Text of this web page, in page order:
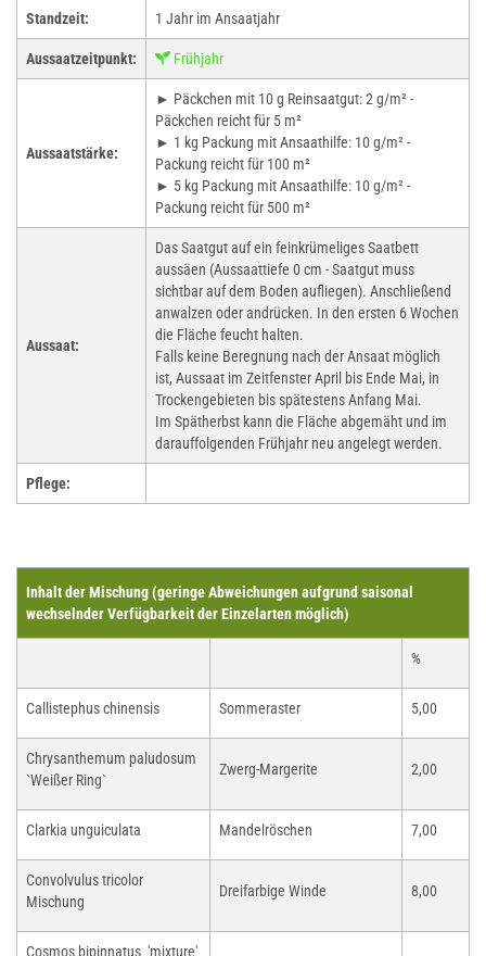
Standzeit: 1 Jahr im Ansaatjahr
Aussaatzeitpunkt: Frühjahr
Aussaatstärke:
► Päckchen mit 10 g Reinsaatgut: 2 g/m² -
Päckchen reicht für 5 m²
► 1 kg Packung mit Ansaathilfe: 10 g/m² -
Packung reicht für 100 m²
► 5 kg Packung mit Ansaathilfe: 10 g/m² -
Packung reicht für 500 m²
Aussaat:
Das Saatgut auf ein feinkrümeliges Saatbett
aussäen (Aussaattiefe 0 cm - Saatgut muss
sichtbar auf dem Boden aufliegen). Anschließend
anwalzen oder andrücken. In den ersten 6 Wochen
die Fläche feucht halten.
Falls keine Beregnung nach der Ansaat möglich
ist, Aussaat im Zeitfenster April bis Ende Mai, in
Trockengebieten bis spätestens Anfang Mai.
Im Spätherbst kann die Fläche abgemäht und im
darauffolgenden Frühjahr neu angelegt werden.
Pflege:
Inhalt der Mischung (geringe Abweichungen aufgrund saisonal
wechselnder Verfügbarkeit der Einzelarten möglich)
%
Callistephus chinensis Sommeraster 5,00
Chrysanthemum paludosum
`Weißer Ring`
Zwerg-Margerite 2,00
Clarkia unguiculata Mandelröschen 7,00
Convolvulus tricolor
Mischung
Dreifarbige Winde 8,00
Cosmos bipinnatus 'mixture'